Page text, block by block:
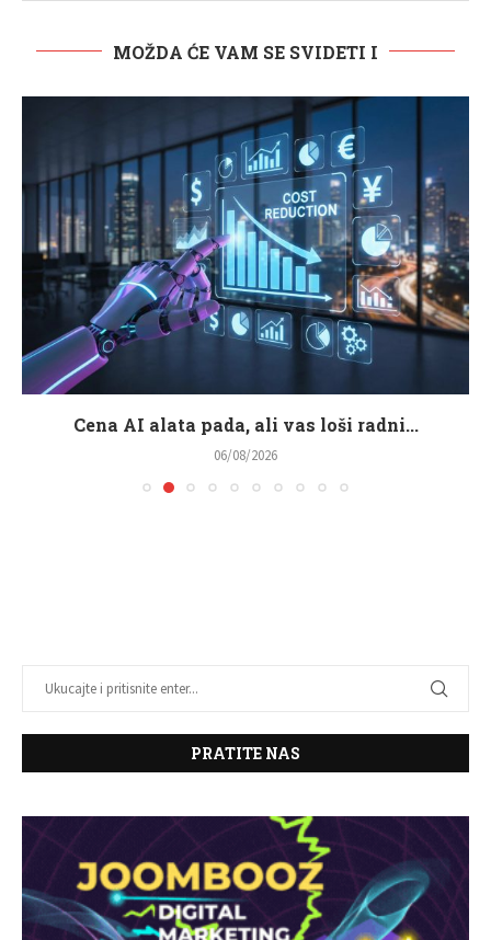
MOŽDA ĆE VAM SE SVIDETI I
Cena AI alata pada, ali vas loši radni...
06/08/2026
PRATITE NAS